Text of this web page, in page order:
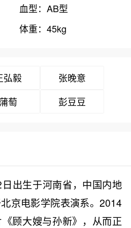
血型：AB型
体重：45kg
弘毅
张晚意
蒲萄 彭豆豆
出生于河南省，中国内地
京电影学院表演系。2014
顾大嫂与孙新》，从而正